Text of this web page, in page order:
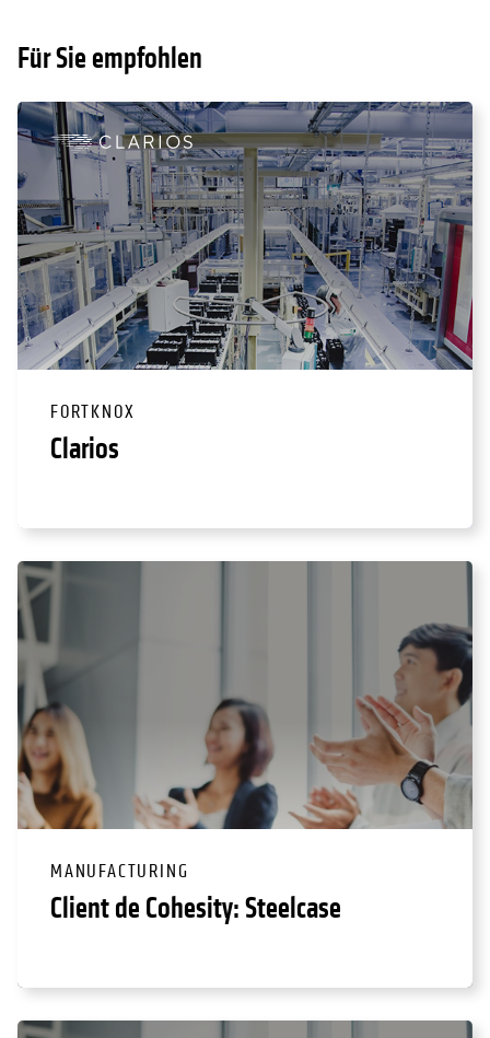
Für Sie empfohlen
FORTKNOX
Clarios
MANUFACTURING
Client de Cohesity: Steelcase